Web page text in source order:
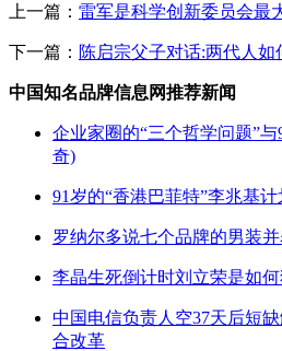
上一篇： 雷军是科学创新委员会最
下一篇： 陈启宗父子对话:两代人
中国知名品牌信息网推荐新闻
企业家圈的“三个哲学问题”
奇)
91岁的“香港巴菲特”李兆基
罗纳尔多说七个品牌的男装
李晶生死倒计时刘立荣是如
中国电信负责人空37天后短
合改革